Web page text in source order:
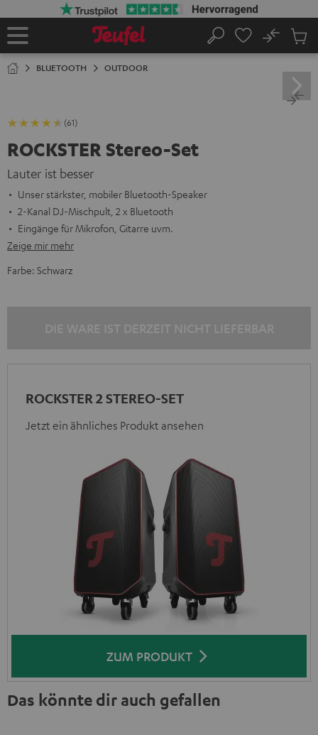
Startseite
Suche
No
BLUETOOTH OUTDOOR
(61)
ROCKSTER Stereo-Set
Lauter ist besser
Unser stärkster, mobiler Bluetooth-Speaker
2-Kanal DJ-Mischpult, 2 x Bluetooth
Eingänge für Mikrofon, Gitarre uvm.
Zeige mir mehr
Farbe: Schwarz
ROCKSTER 2 STEREO-SET
Jetzt ein ähnliches Produkt ansehen
ZUM PRODUKT
Das könnte dir auch gefallen